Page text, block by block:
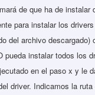
de que ha de
para instalar los
del archivo
pueda instalar todos los
en el paso x y le
driver. Indicamos la